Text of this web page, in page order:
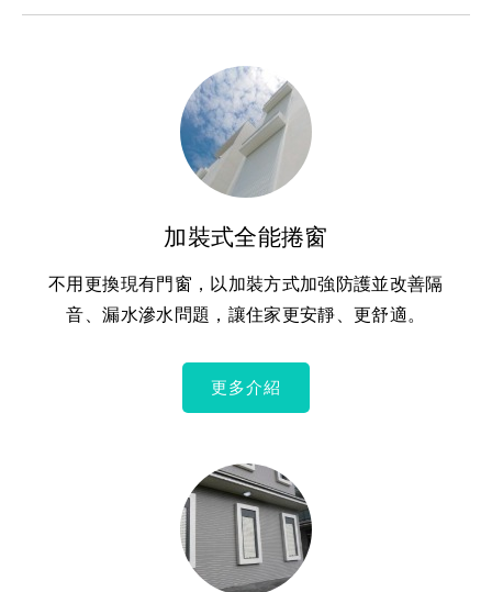
加裝式全能捲窗
不用更換現有門窗，以加裝方式加強防護並改善隔
音、漏水滲水問題，讓住家更安靜、更舒適。
更多介紹